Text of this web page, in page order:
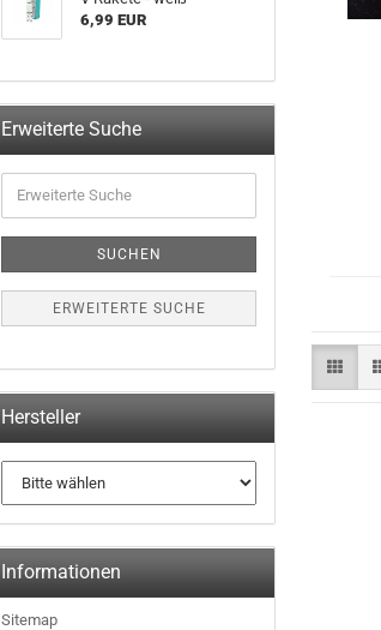
6,99 EUR
Erweiterte Suche
Suche
SUCHEN
ERWEITERTE SUCHE
Hersteller
Informationen
Sitemap